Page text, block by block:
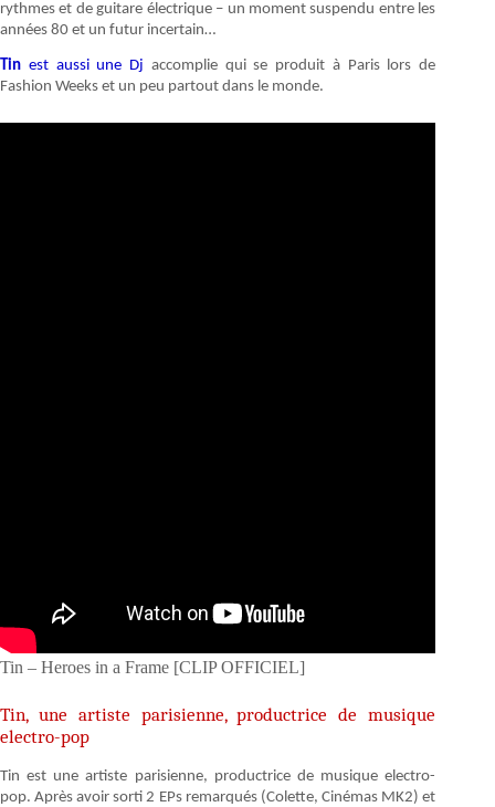
rythmes et de guitare électrique – un moment suspendu entre les
années 80 et un futur incertain…
Tin est aussi une Dj accomplie qui se produit à Paris lors de
Fashion Weeks et un peu partout dans le monde.
Tin – Heroes in a Frame [CLIP OFFICIEL]
Tin, une artiste parisienne, productrice de musique
electro-pop
Tin est une artiste parisienne, productrice de musique electro-
pop. Après avoir sorti 2 EPs remarqués (Colette, Cinémas MK2) et